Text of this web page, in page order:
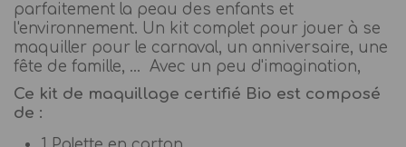
parfaitement la peau des enfants et
l'environnement. Un kit complet pour jouer à se
maquiller pour le carnaval, un anniversaire, une
fête de famille, ... Avec un peu d'imagination,
Ce kit de maquillage certifié Bio est composé
de :